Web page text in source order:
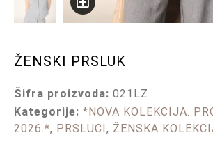
ŽENSKI PRSLUK
Šifra proizvoda: 021LZ
Kategorije: *NOVA KOLEKCIJA.
2026.*, PRSLUCI, ŽENSKA